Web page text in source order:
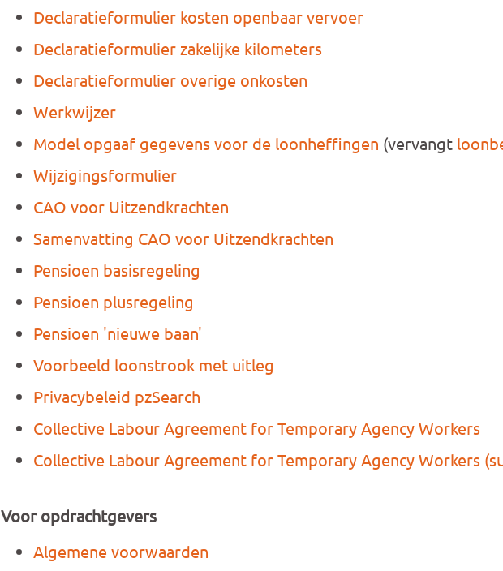
Declaratieformulier kosten openbaar vervoer
Declaratieformulier zakelijke kilometers
Declaratieformulier overige onkosten
Werkwijzer
Model opgaaf gegevens voor de loonheffingen (vervangt
Wijzigingsformulier
CAO voor Uitzendkrachten
Samenvatting CAO voor Uitzendkrachten
Pensioen basisregeling
Pensioen plusregeling
Pensioen 'nieuwe baan'
Voorbeeld loonstrook met uitleg
Privacybeleid pzSearch
Collective Labour Agreement for Temporary Agency Workers
Collective Labour Agreement for Temporary Agency Workers
Voor opdrachtgevers
Algemene voorwaarden